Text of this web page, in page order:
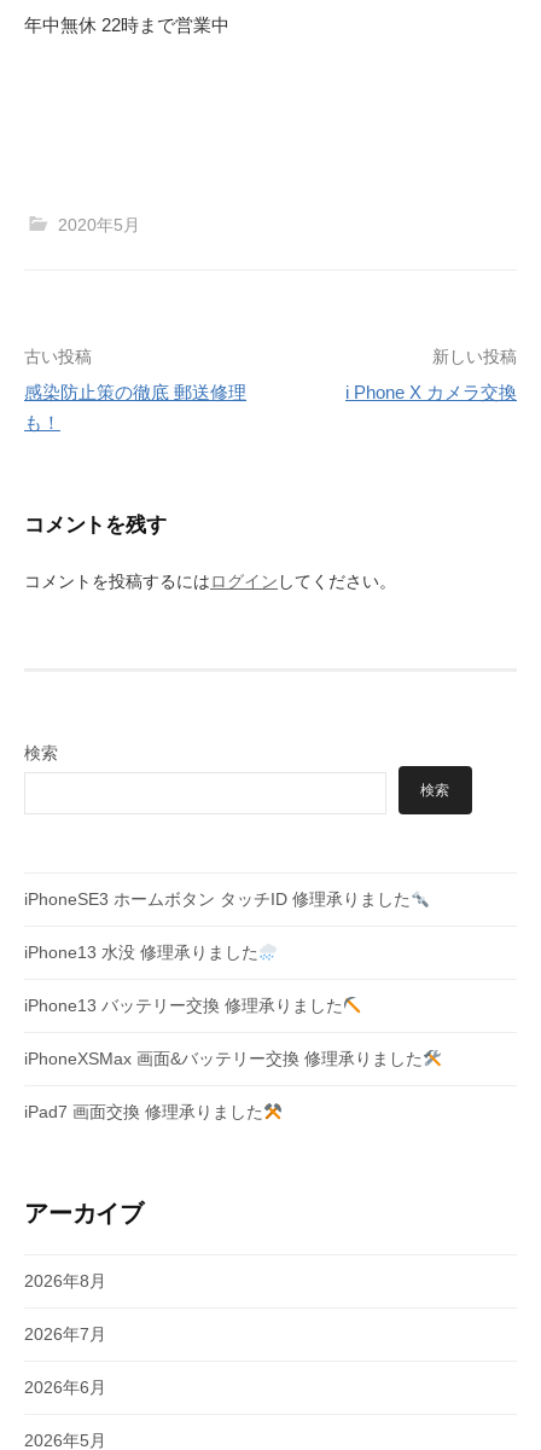
年中無休 22時まで営業中
2020年5月
投
稿
ゲ
ー
古い投稿
感染防止策の徹底 郵送修理
も！
新しい投稿
i Phone X カメラ交換
コメントを残す
コメントを投稿するにはログイン してください。
検索
検索
iPhoneSE3 ホームボタン タッチID 修理承りました
iPhone13 水没 修理承りました
iPhone13 バッテリー交換 修理承りました
iPhoneXSMax 画面&バッテリー交換 修理承りました
iPad7 画面交換 修理承りました
アーカイブ
2026年8月
2026年7月
2026年6月
2026年5月